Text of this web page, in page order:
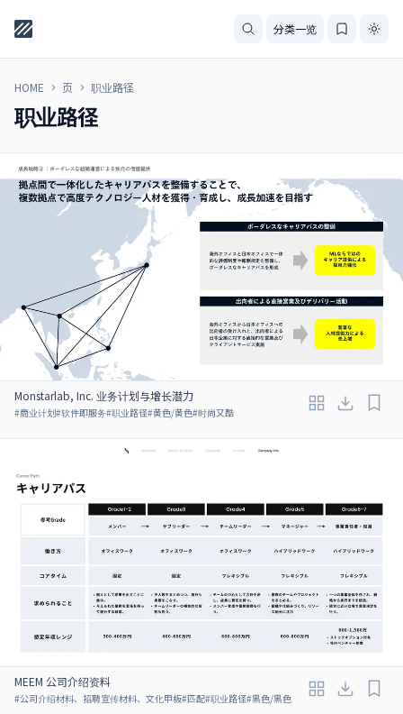
分类一览
HOME 页 职业路径
职业路径
Monstarlab, Inc. 业务计划与增长潜力
#商业计划#软件即服务#职业路径#黄色/黄色#时尚又酷
MEEM 公司介绍资料
#公司介绍材料、招聘宣传材料、文化甲板#匹配#职业路径#黑色/黑色